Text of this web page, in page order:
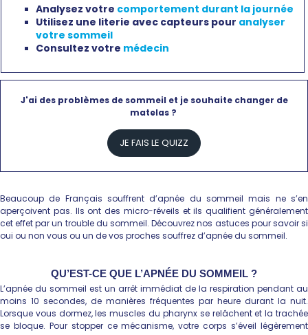
Analysez votre comportement durant la journée
Utilisez une literie avec capteurs pour analyser
votre sommeil
Consultez votre médecin
J'ai des problèmes de sommeil et je souhaite changer de
matelas ?
JE FAIS LE QUIZZ
Beaucoup de Français souffrent d’apnée du sommeil mais ne s’en
aperçoivent pas. Ils ont des micro-réveils et ils qualifient généralement
cet effet par un trouble du sommeil. Découvrez nos astuces pour savoir si
oui ou non vous ou un de vos proches souffrez d’apnée du sommeil.
QU’EST-CE QUE L’APNÉE DU SOMMEIL ?
L’apnée du sommeil est un arrêt immédiat de la respiration pendant au
moins 10 secondes, de manières fréquentes par heure durant la nuit.
Lorsque vous dormez, les muscles du pharynx se relâchent et la trachée
se bloque. Pour stopper ce mécanisme, votre corps s’éveil légèrement